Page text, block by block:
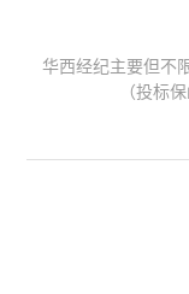
华西经纪主要但不
（投标
险、政府公共安全
人责任险、首台套/